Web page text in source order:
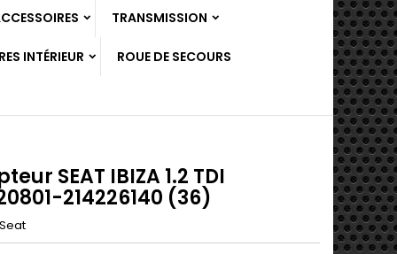
TRANSMISSION
INTÉRIEUR ROUE DE SECOURS
SEAT IBIZA 1.2 TDI
214226140 (36)
Seat